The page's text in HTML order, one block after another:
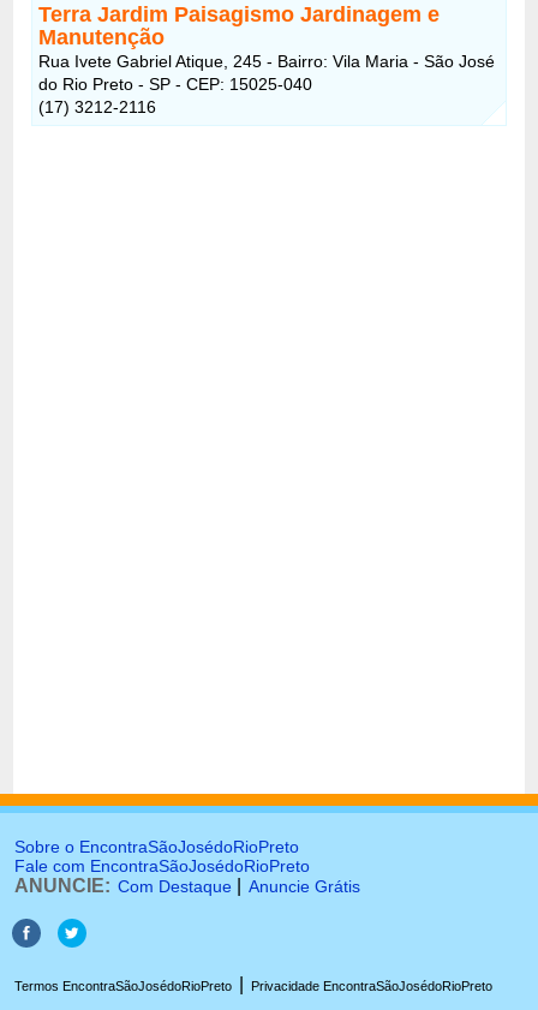
Terra Jardim Paisagismo Jardinagem e
Manutenção
Rua Ivete Gabriel Atique, 245 - Bairro: Vila Maria - São José
do Rio Preto - SP - CEP: 15025-040
(17) 3212-2116
Sobre o EncontraSãoJosédoRioPreto
Fale com EncontraSãoJosédoRioPreto
ANUNCIE: Com Destaque Anuncie Grátis
Termos EncontraSãoJosédoRioPreto Privacidade EncontraSãoJosédoRioPreto